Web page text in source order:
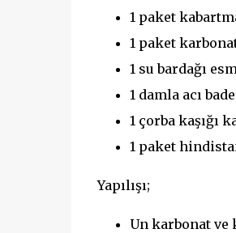
1 paket
1 paket
1 su bardağı
1 damla acı
1 çorba kaşığı
1 paket
Yapılışı;
Un karbonat ve